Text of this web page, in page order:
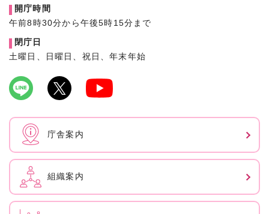
開庁時間
午前8時30分から午後5時15分まで
閉庁日
土曜日、日曜日、祝日、年末年始
庁舎案内
組織案内